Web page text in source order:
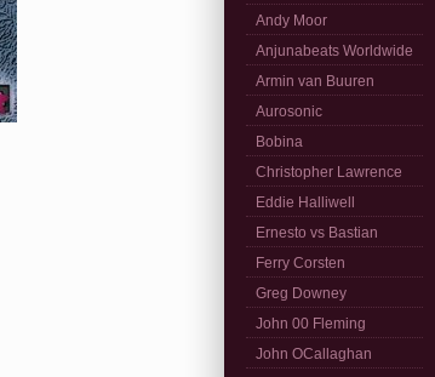
Andy Moor
Anjunabeats Worldwide
Armin van Buuren
Aurosonic
Bobina
Christopher Lawrence
Eddie Halliwell
Ernesto vs Bastian
Ferry Corsten
Greg Downey
John 00 Fleming
John OCallaghan